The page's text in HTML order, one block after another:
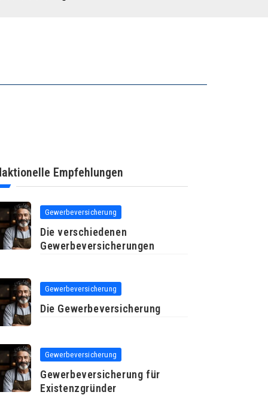
Empfehlungen
Gewerbeversicherung
Die verschiedenen
Gewerbeversicherungen
Gewerbeversicherung
Die Gewerbeversicherung
Gewerbeversicherung
Gewerbeversicherung für
Existenzgründer